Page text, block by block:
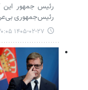
رئیس جمهور این
رئیس‌جمهوری
۱۴۰۵-۰۲-۲۷ ۲۰:۰۵